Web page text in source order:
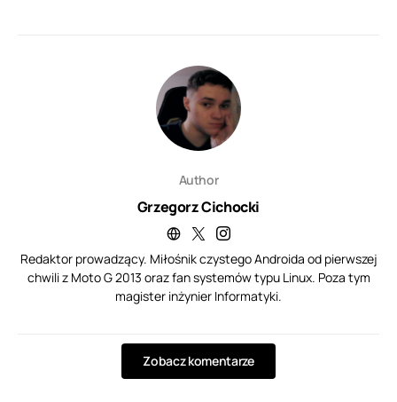
Author
Grzegorz Cichocki
Redaktor prowadzący. Miłośnik czystego Androida od pierwszej
chwili z Moto G 2013 oraz fan systemów typu Linux. Poza tym
magister inżynier Informatyki.
Zobacz komentarze